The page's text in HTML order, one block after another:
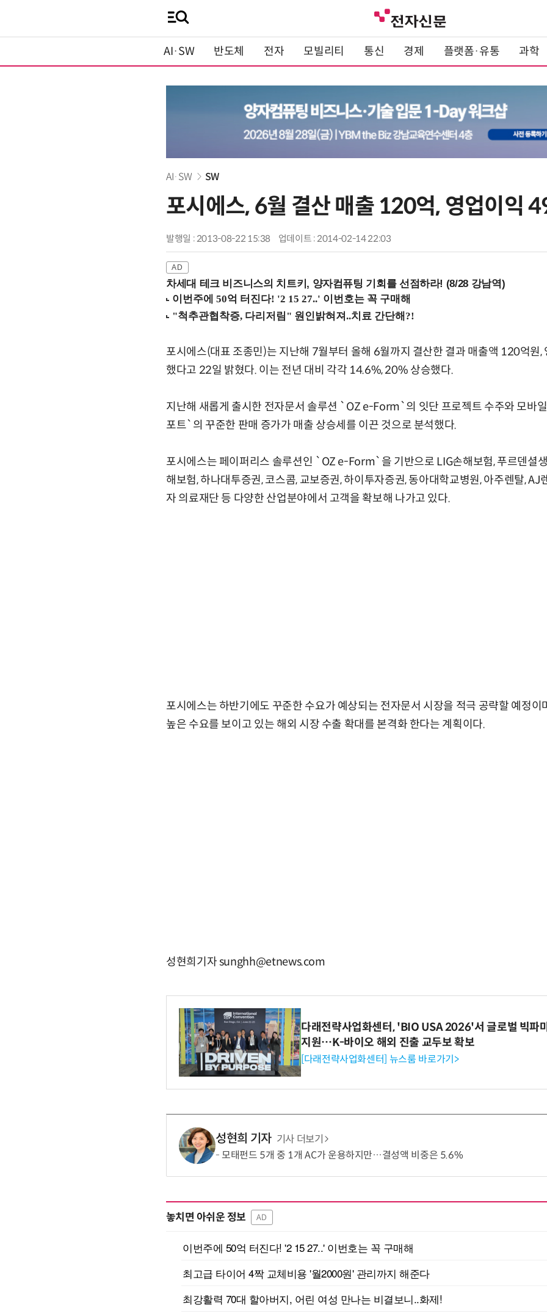
AI·SW 반도체 전자 모빌리티 통신 경제 플랫폼·유통 과학
AI·SW SW
포시에스, 6월 결산 매출 120억, 영업이익
발행일 : 2013-08-22 15:38 업데이트 : 2014-02-14 22:03
차세대 테크 비즈니스의 치트키, 양자컴퓨팅 기회를 선점하라! (8/28 강남역)
포시에스(대표 조종민)는 지난해 7월부터 올해 6월까지 결산한 결과 매출액 120억원,
했다고 22일 밝혔다. 이는 전년 대비 각각 14.6%, 20% 상승했다.
지난해 새롭게 출시한 전자문서 솔루션 `OZ e-Form`의 잇단 프로젝트 수주와 모바
포트`의 꾸준한 판매 증가가 매출 상승세를 이끈 것으로 분석했다.
포시에스는 페이퍼리스 솔루션인 `OZ e-Form`을 기반으로 LIG손해보험, 푸르덴셜
해보험, 하나대투증권, 코스콤, 교보증권, 하이투자증권, 동아대학교병원, 아주렌탈, AJ
자 의료재단 등 다양한 산업분야에서 고객을 확보해 나가고 있다.
포시에스는 하반기에도 꾸준한 수요가 예상되는 전자문서 시장을 적극 공략할 예정이
높은 수요를 보이고 있는 해외 시장 수출 확대를 본격화 한다는 계획이다.
성현희기자 sunghh@etnews.com
다래전략사업화센터, 'BIO USA 2026'서 글로벌 빅파
지원…K-바이오 해외 진출 교두보 확보
[다래전략사업화센터] 뉴스룸 바로가기>
성현희 기자 기사 더보기
모태펀드 5개 중 1개 AC가 운용하지만…결성액 비중은 5.6%
놓치면 아쉬운 정보 AD